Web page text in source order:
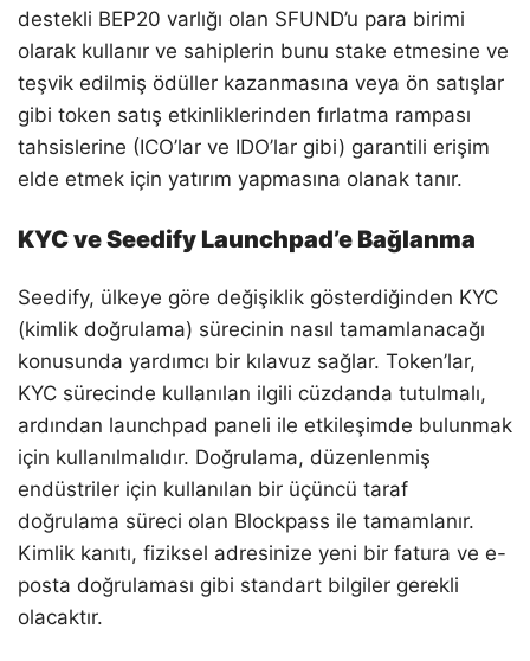
destekli BEP20 varlığı olan SFUND’u para birimi
olarak kullanır ve sahiplerin bunu stake etmesine ve
teşvik edilmiş ödüller kazanmasına veya ön satışlar
gibi token satış etkinliklerinden fırlatma rampası
tahsislerine (ICO’lar ve IDO’lar gibi) garantili erişim
elde etmek için yatırım yapmasına olanak tanır.
KYC ve Seedify Launchpad’e Bağlanma
Seedify, ülkeye göre değişiklik gösterdiğinden KYC
(kimlik doğrulama) sürecinin nasıl tamamlanacağı
konusunda yardımcı bir kılavuz sağlar. Token’lar,
KYC sürecinde kullanılan ilgili cüzdanda tutulmalı,
ardından launchpad paneli ile etkileşimde bulunmak
için kullanılmalıdır. Doğrulama, düzenlenmiş
endüstriler için kullanılan bir üçüncü taraf
doğrulama süreci olan Blockpass ile tamamlanır.
Kimlik kanıtı, fiziksel adresinize yeni bir fatura ve e-
posta doğrulaması gibi standart bilgiler gerekli
olacaktır.